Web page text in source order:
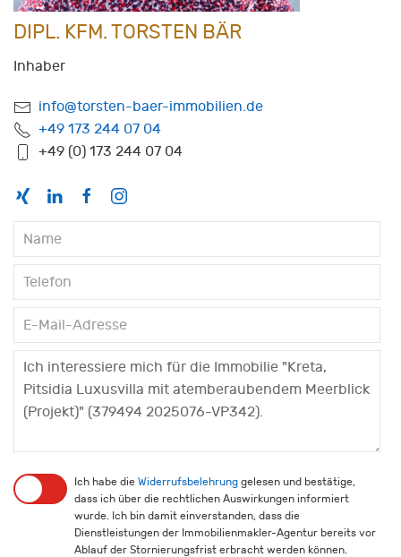
DIPL. KFM. TORSTEN BÄR
Inhaber
info@torsten-baer-immobilien.de
+49 173 244 07 04
+49 (0) 173 244 07 04
Ich habe die Widerrufsbelehrung gelesen und bestätige,
dass ich über die rechtlichen Auswirkungen informiert
wurde. Ich bin damit einverstanden, dass die
Dienstleistungen der Immobilienmakler-Agentur bereits vor
Ablauf der Stornierungsfrist erbracht werden können.